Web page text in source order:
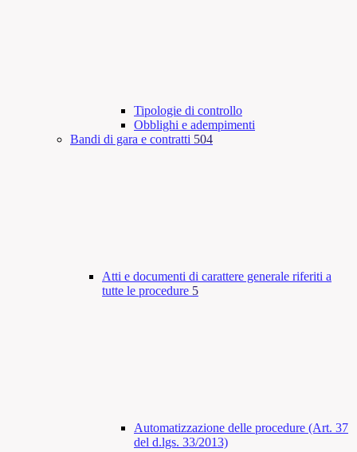
Tipologie di controllo
Obblighi e adempimenti
Bandi di gara e contratti 504
Atti e documenti di carattere generale riferiti a
tutte le procedure 5
Automatizzazione delle procedure (Art. 37
del d.lgs. 33/2013)